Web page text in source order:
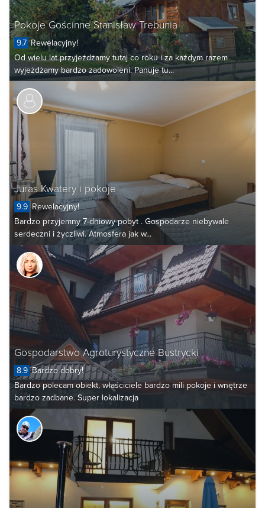
Pokoje Gościnne Stanisław Trebunia
9.7 Rewelacyjny!
Od wielu lat przyjeżdżamy tutaj co roku i za każdym razem
wyjeżdżamy bardzo zadowoleni. Panuje tu...
Juras Kwatery i pokoje
9.9 Rewelacyjny!
Bardzo przyjemny 7-dniowy pobyt . Gospodarze niebywale
serdeczni i życzliwi. Atmosfera jak w...
Gospodarstwo Agroturystyczne Bustrycki
8.9 Bardzo dobry!
Bardzo polecam obiekt, właściciele bardzo mili pokoje i wnętrze
bardzo zadbane. Super lokalizacja